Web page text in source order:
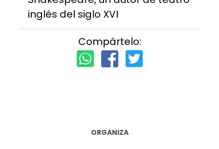
inglés del siglo XVI
Compártelo:
ORGANIZA